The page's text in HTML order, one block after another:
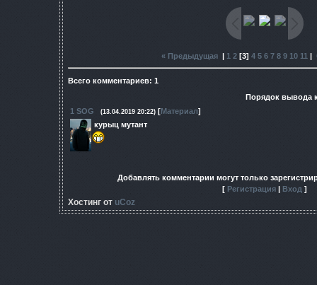
« Предыдущая | 1 2 [3] 4 5 6 7 8 9 10 11 |
Всего комментариев: 1
Порядок вывода
1 SOG (13.04.2019 20:22) [Материал]
курыц мутант
Добавлять комментарии могут только
[ Регистрация Вход ]
Хостинг от uCoz